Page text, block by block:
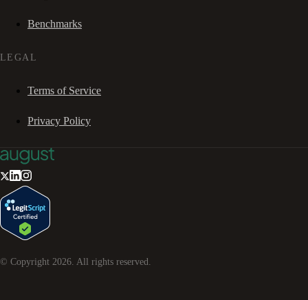
Benchmarks
LEGAL
Terms of Service
Privacy Policy
© Copyright 2026. All rights reserved.